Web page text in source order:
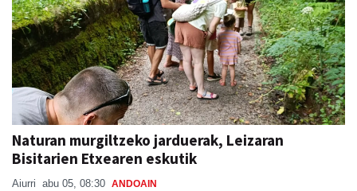
Naturan murgiltzeko jarduerak, Leizaran
Bisitarien Etxearen eskutik
Aiurri abu 05, 08:30 ANDOAIN